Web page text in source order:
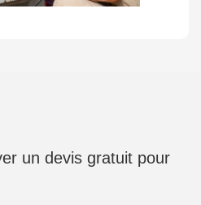
un devis gratuit pour